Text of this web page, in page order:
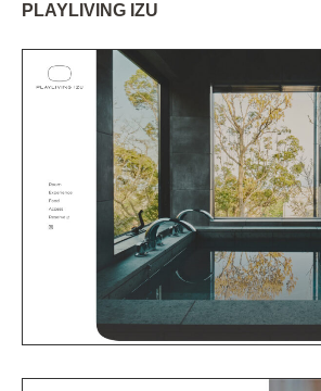
PLAYLIVING IZU